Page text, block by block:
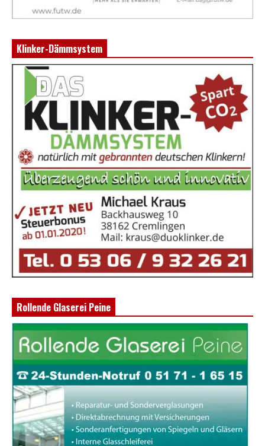
Klinker-Dämmsystem
Rollende Glaserei Peine